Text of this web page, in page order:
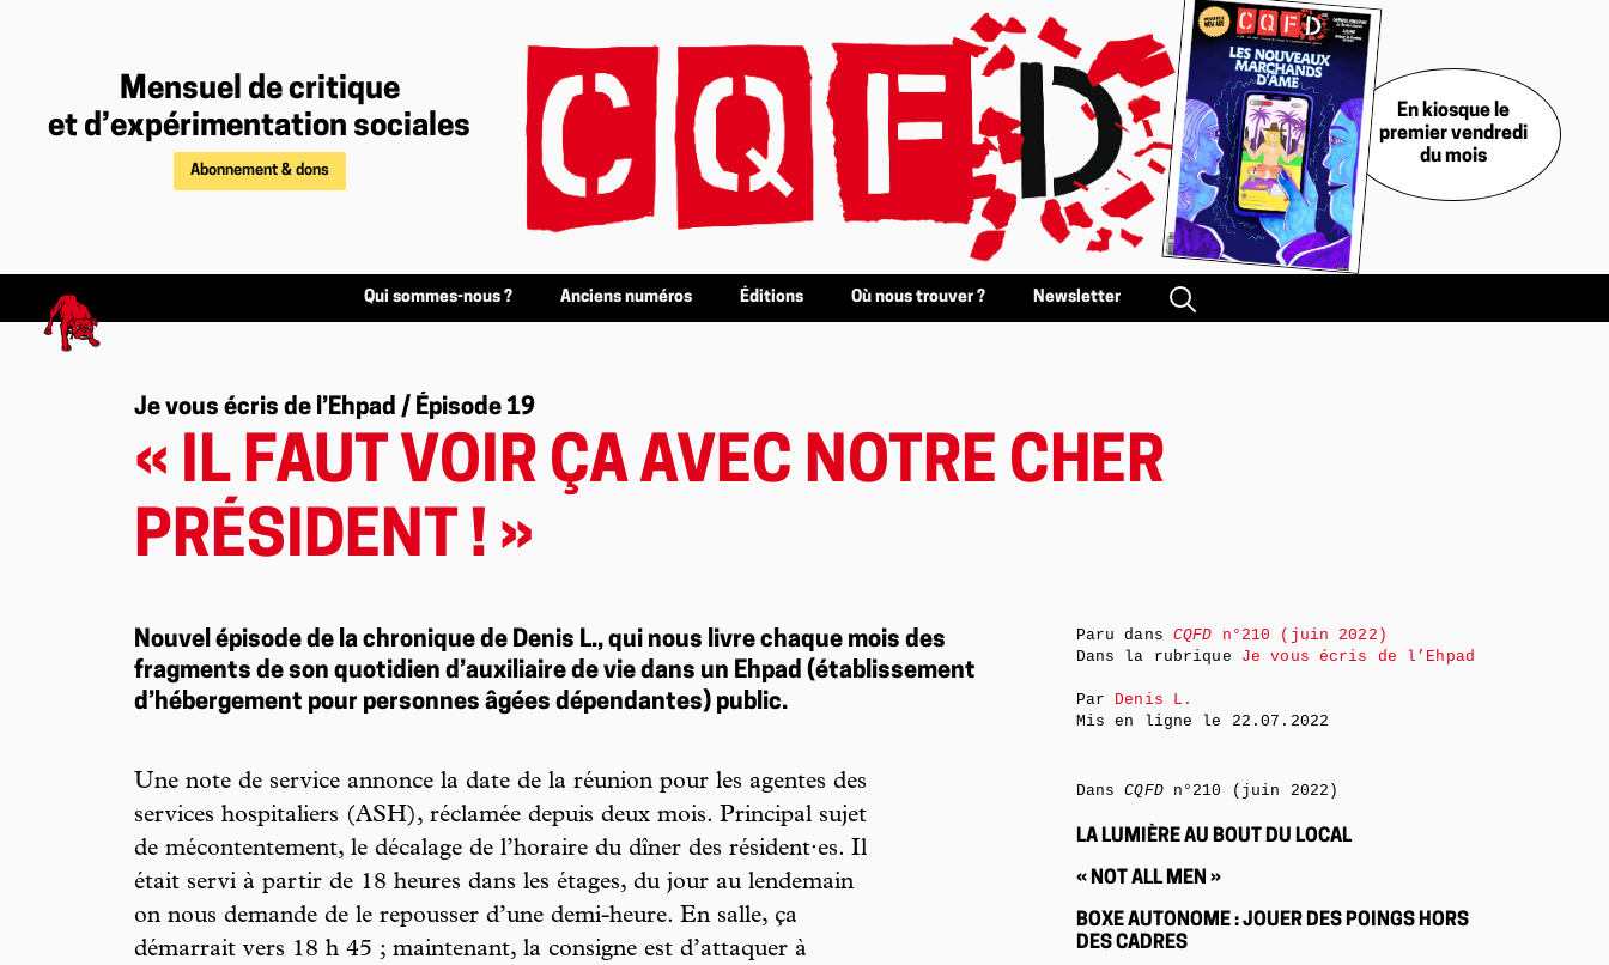
Mensuel de critique
et d’expérimentation sociales
Abonnement & dons
En kiosque le
premier vendredi
du mois
Qui sommes-nous ? Anciens numéros Éditions Où nous trouver ? Newsletter
Je vous écris de l’Ehpad / Épisode 19
« IL FAUT VOIR ÇA AVEC NOTRE CHER
PRÉSIDENT ! »
Nouvel épisode de la chronique de Denis L., qui nous livre chaque mois des
fragments de son quotidien d’auxiliaire de vie dans un Ehpad (établissement
d’hébergement pour personnes âgées dépendantes) public.
Une note de service annonce la date de la réunion pour les agentes des
services hospitaliers (ASH), réclamée depuis deux mois. Principal sujet
de mécontentement, le décalage de l’horaire du dîner des résident·es. Il
était servi à partir de 18 heures dans les étages, du jour au lendemain
on nous demande de le repousser d’une demi-heure. En salle, ça
démarrait vers 18 h 45 ; maintenant, la consigne est d’attaquer à
Paru dans CQFD n°210 (juin 2022)
Dans la rubrique Je vous écris de l’Ehpad
Par Denis L.
Mis en ligne le 22.07.2022
DansCQFDn°210 (juin 2022)
LA LUMIÈRE AU BOUT DU LOCAL
« NOT ALL MEN »
BOXE AUTONOME : JOUER DES POINGS HORS
DES CADRES